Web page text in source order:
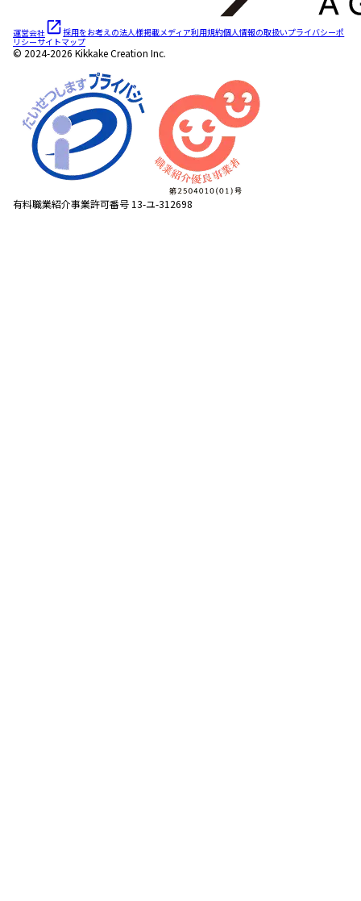
運営会社 採用をお考えの法人様掲載メディア利用規約個人情報の取扱いプライバシーポ
リシーサイトマップ
© 2024-2026 Kikkake Creation Inc.
有料職業紹介事業許可番号 13-ユ-312698